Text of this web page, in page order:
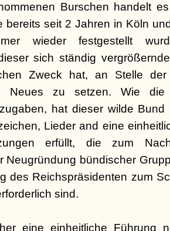
Burschen handelt
bereits seit 2 Jahren in Köln
wieder festgestellt
sich ständig
Zweck hat, an Stelle der
Neues zu setzen. Wie die
hat dieser wilde
Lieder and eine
erfüllt, die zum
Neugründung bündischer
des Reichspräsidenten zum
sind.
eine einheitliche Führung